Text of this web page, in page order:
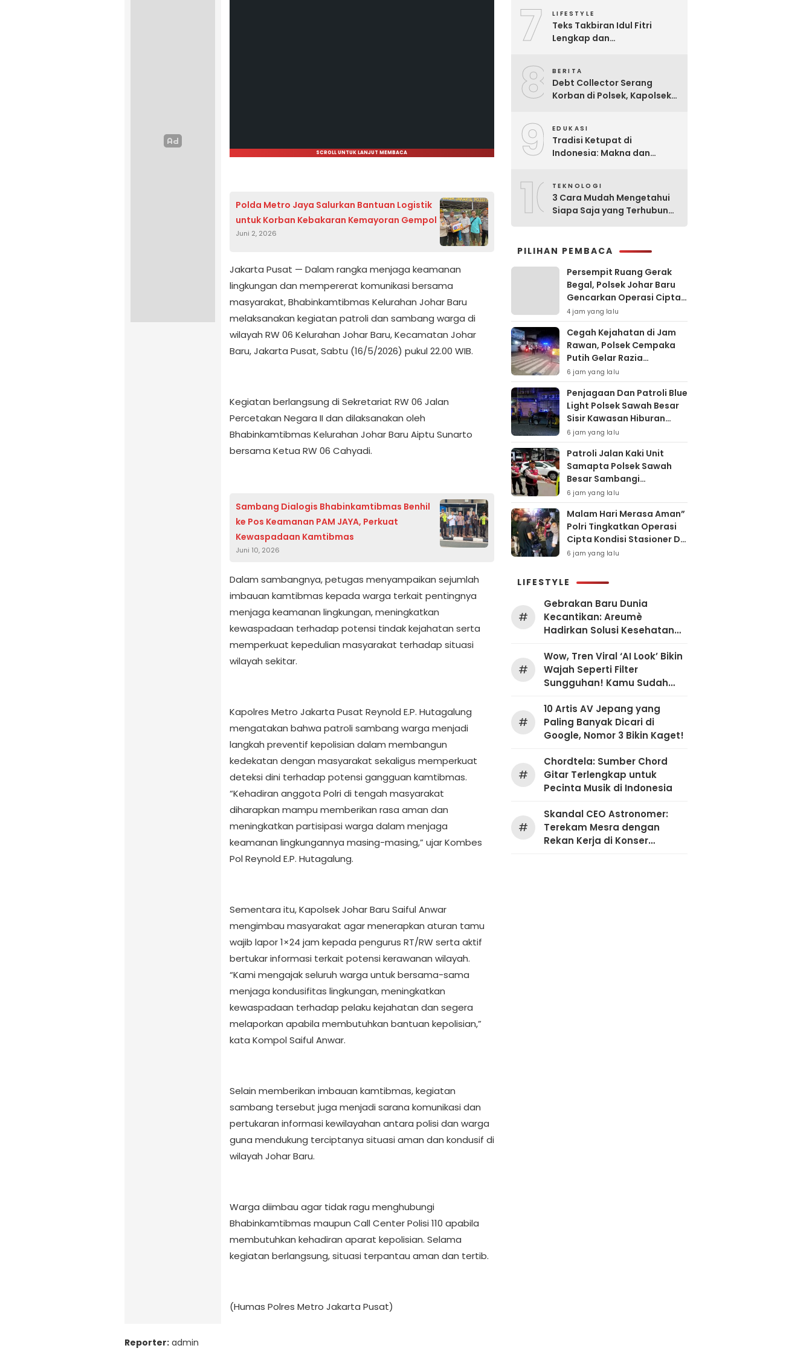
SCROLL UNTUK LANJUT MEMBACA
Polda Metro Jaya Salurkan Bantuan Logistik
untuk Korban Kebakaran Kemayoran Gempol
Juni 2, 2026
Jakarta Pusat — Dalam rangka menjaga keamanan
lingkungan dan mempererat komunikasi bersama
masyarakat, Bhabinkamtibmas Kelurahan Johar Baru
melaksanakan kegiatan patroli dan sambang warga di
wilayah RW 06 Kelurahan Johar Baru, Kecamatan Johar
Baru, Jakarta Pusat, Sabtu (16/5/2026) pukul 22.00 WIB.
Kegiatan berlangsung di Sekretariat RW 06 Jalan
Percetakan Negara II dan dilaksanakan oleh
Bhabinkamtibmas Kelurahan Johar Baru Aiptu Sunarto
bersama Ketua RW 06 Cahyadi.
Sambang Dialogis Bhabinkamtibmas Benhil
ke Pos Keamanan PAM JAYA, Perkuat
Kewaspadaan Kamtibmas
Juni 10, 2026
Dalam sambangnya, petugas menyampaikan sejumlah
imbauan kamtibmas kepada warga terkait pentingnya
menjaga keamanan lingkungan, meningkatkan
kewaspadaan terhadap potensi tindak kejahatan serta
memperkuat kepedulian masyarakat terhadap situasi
wilayah sekitar.
Kapolres Metro Jakarta Pusat Reynold E.P. Hutagalung
mengatakan bahwa patroli sambang warga menjadi
langkah preventif kepolisian dalam membangun
kedekatan dengan masyarakat sekaligus memperkuat
deteksi dini terhadap potensi gangguan kamtibmas.
“Kehadiran anggota Polri di tengah masyarakat
diharapkan mampu memberikan rasa aman dan
meningkatkan partisipasi warga dalam menjaga
keamanan lingkungannya masing-masing,” ujar Kombes
Pol Reynold E.P. Hutagalung.
Sementara itu, Kapolsek Johar Baru Saiful Anwar
mengimbau masyarakat agar menerapkan aturan tamu
wajib lapor 1×24 jam kepada pengurus RT/RW serta aktif
bertukar informasi terkait potensi kerawanan wilayah.
“Kami mengajak seluruh warga untuk bersama-sama
menjaga kondusifitas lingkungan, meningkatkan
kewaspadaan terhadap pelaku kejahatan dan segera
melaporkan apabila membutuhkan bantuan kepolisian,”
kata Kompol Saiful Anwar.
Selain memberikan imbauan kamtibmas, kegiatan
sambang tersebut juga menjadi sarana komunikasi dan
pertukaran informasi kewilayahan antara polisi dan warga
guna mendukung terciptanya situasi aman dan kondusif di
wilayah Johar Baru.
Warga diimbau agar tidak ragu menghubungi
Bhabinkamtibmas maupun Call Center Polisi 110 apabila
membutuhkan kehadiran aparat kepolisian. Selama
kegiatan berlangsung, situasi terpantau aman dan tertib.
(Humas Polres Metro Jakarta Pusat)
Reporter: admin
7 LIFESTYLE
Teks Takbiran Idul Fitri
Lengkap dan
8 BERITA
Debt Collector Serang
Korban di Polsek, Kapolsek
9 EDUKASI
Tradisi Ketupat di
Indonesia: Makna dan
10TEKNOLOGI
3 Cara Mudah Mengetahui
Siapa Saja yang Terhubung
PILIHAN PEMBACA
Persempit Ruang Gerak
Begal, Polsek Johar Baru
Gencarkan Operasi Cipta
Kondisi Dini Hari
4 jam yang lalu
Cegah Kejahatan di Jam
Rawan, Polsek Cempaka
Putih Gelar Razia
Stasioner
6 jam yang lalu
Penjagaan Dan Patroli Blue
Light Polsek Sawah Besar
Sisir Kawasan Hiburan
Malam, Cegah Tawuran
dan Balap Liar
6 jam yang lalu
Patroli Jalan Kaki Unit
Samapta Polsek Sawah
Besar Sambangi
Kemenkeu, Pastikan
Situasi Kamtibmas Tetap
Kondusif
6 jam yang lalu
Malam Hari Merasa Aman”
Polri Tingkatkan Operasi
Cipta Kondisi Stasioner Di
Sawah Besar
6 jam yang lalu
LIFESTYLE
#
Gebrakan Baru Dunia
Kecantikan: Areumè
Hadirkan Solusi Kesehatan
#
Wow, Tren Viral ‘AI Look’ Bikin
Wajah Seperti Filter
Sungguhan! Kamu Sudah
#
10 Artis AV Jepang yang
Paling Banyak Dicari di
Google, Nomor 3 Bikin Kaget!
#
Chordtela: Sumber Chord
Gitar Terlengkap untuk
Pecinta Musik di Indonesia
#
Skandal CEO Astronomer:
Terekam Mesra dengan
Rekan Kerja di Konser